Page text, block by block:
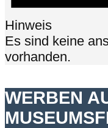
Hinweis
Es sind keine
vorhanden.
WERBEN